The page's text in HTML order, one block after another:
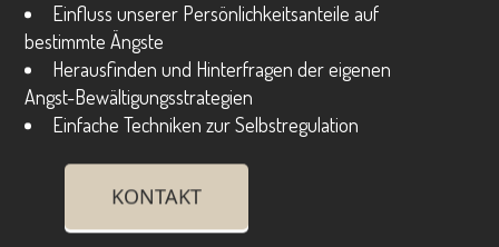
Einfluss unserer Persönlichkeitsanteile auf
bestimmte Ängste
Herausfinden und Hinterfragen der eigenen
Angst-Bewältigungsstrategien
Einfache Techniken zur Selbstregulation
KONTAKT